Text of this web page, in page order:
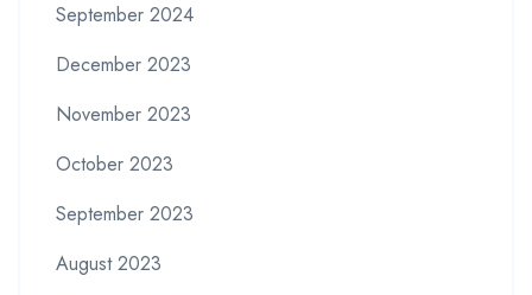
September 2024
December 2023
November 2023
October 2023
September 2023
August 2023